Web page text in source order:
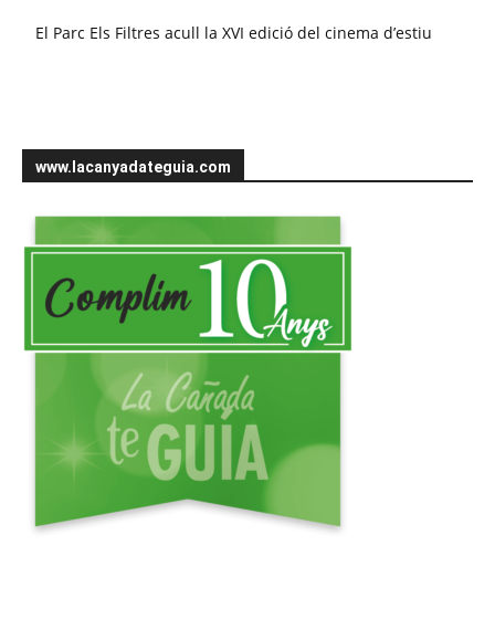
El Parc Els Filtres acull la XVI edició del cinema d’estiu
www.lacanyadateguia.com